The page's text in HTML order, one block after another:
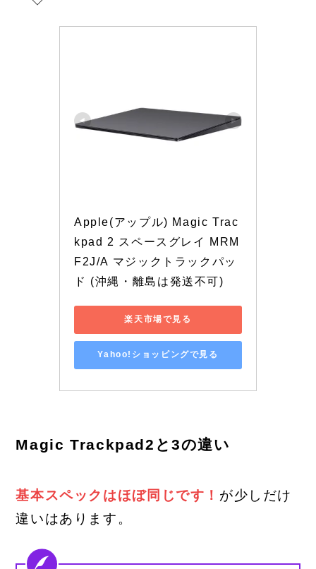
Apple(アップル) Magic Trac
kpad 2 スペースグレイ MRM
F2J/A マジックトラックパッ
ド (沖縄・離島は発送不可)
楽天市場で見る
Yahoo!ショッピングで見る
Magic Trackpad2と3の違い
基本スペックはほぼ同じです！ が少しだけ
違いはあります。